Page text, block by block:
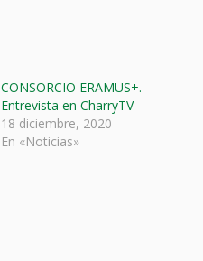
CONSORCIO ERAMUS+.
Entrevista en CharryTV
18 diciembre, 2020
En «Noticias»